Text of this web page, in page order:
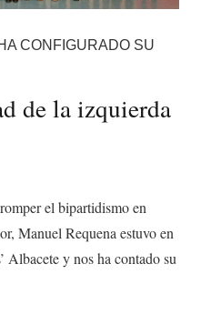
CONFIGURADO SU
de la izquierda
el bipartidismo en
Manuel Requena estuvo en
Albacete y nos ha contado su